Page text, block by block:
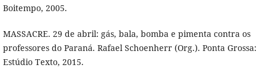
Boitempo, 2005.
MASSACRE. 29 de abril: gás, bala, bomba e pimenta contra os
professores do Paraná. Rafael Schoenherr (Org.). Ponta Grossa:
Estúdio Texto, 2015.